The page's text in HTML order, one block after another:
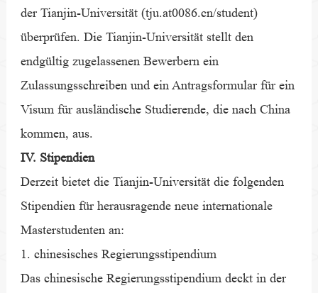
der Tianjin-Universität (tju.at0086.cn/student)
überprüfen. Die Tianjin-Universität stellt den
endgültig zugelassenen Bewerbern ein
Zulassungsschreiben und ein Antragsformular für ein
Visum für ausländische Studierende, die nach China
kommen, aus.
IV. Stipendien
Derzeit bietet die Tianjin-Universität die folgenden
Stipendien für herausragende neue internationale
Masterstudenten an:
1. chinesisches Regierungsstipendium
Das chinesische Regierungsstipendium deckt in der